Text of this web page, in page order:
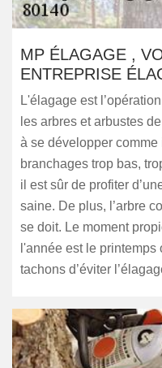
MP ÉLAGAGE ,
ENTREPRISE
L'élagage est
les arbres et arbustes
à se développer
branchages trop bas,
il est sûr de profiter
saine. De plus, l’arbre
se doit. Le moment
l'année est le
tachons d’éviter